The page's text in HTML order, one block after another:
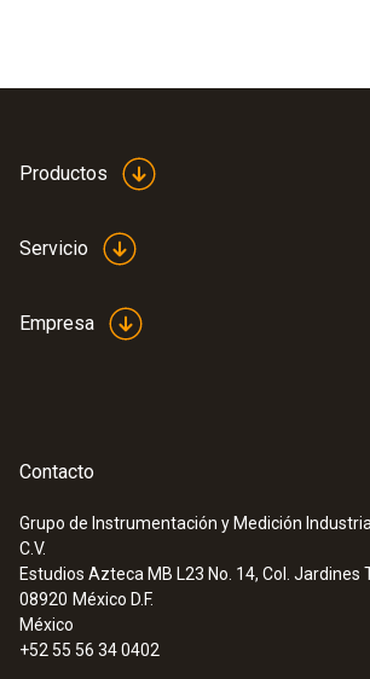
Productos
Servicio
Empresa
Contacto
Grupo de Instrumentación y Medición
C.V.
Estudios Azteca MB L23 No. 14, Col. Jardines
08920 México D.F.
México
+52 55 56 34 0402